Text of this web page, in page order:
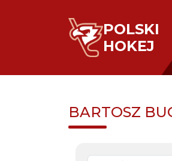
POLSKI
HOKEJ
BARTOSZ